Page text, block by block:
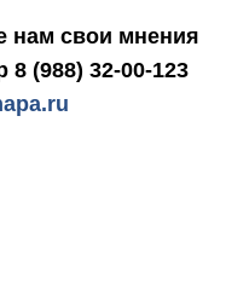
нам свои мнения
(988) 32-00-123